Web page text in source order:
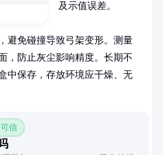
及示值误差。
避免碰撞导致弓架变形。测量
，防止灰尘影响精度。长期不
中保存，存放环境应干燥、无
信